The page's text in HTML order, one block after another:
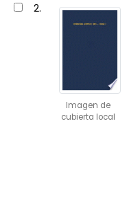
2.
Imagen de
cubierta local